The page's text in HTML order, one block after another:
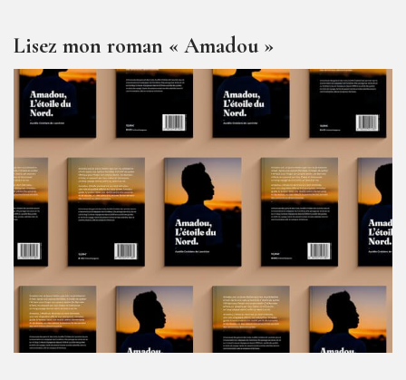
Lisez mon roman « Amadou »